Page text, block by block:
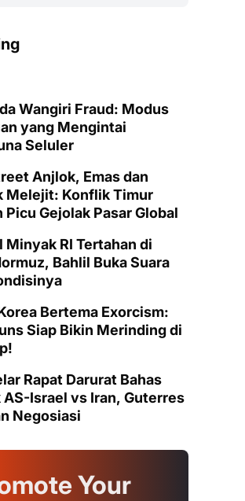
Wangiri Fraud: Modus
yang Mengintai
Seluler
Anjlok, Emas dan
Melejit: Konflik Timur
Picu Gejolak Pasar Global
Minyak RI Tertahan di
Bahlil Buka Suara
Bertema Exorcism:
Siap Bikin Merinding di
Rapat Darurat Bahas
Israel vs Iran, Guterres
Negosiasi
Your